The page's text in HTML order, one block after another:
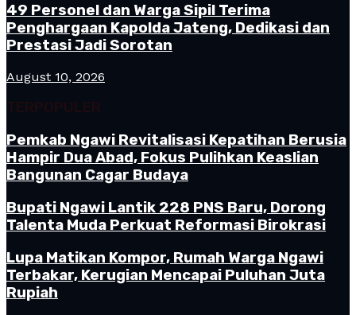
49 Personel dan Warga Sipil Terima
Penghargaan Kapolda Jateng, Dedikasi dan
Prestasi Jadi Sorotan
August 10, 2026
TERPOPULER
Pemkab Ngawi Revitalisasi Kepatihan Berusia
Hampir Dua Abad, Fokus Pulihkan Keaslian
Bangunan Cagar Budaya
Bupati Ngawi Lantik 228 PNS Baru, Dorong
Talenta Muda Perkuat Reformasi Birokrasi
Lupa Matikan Kompor, Rumah Warga Ngawi
Terbakar, Kerugian Mencapai Puluhan Juta
Rupiah